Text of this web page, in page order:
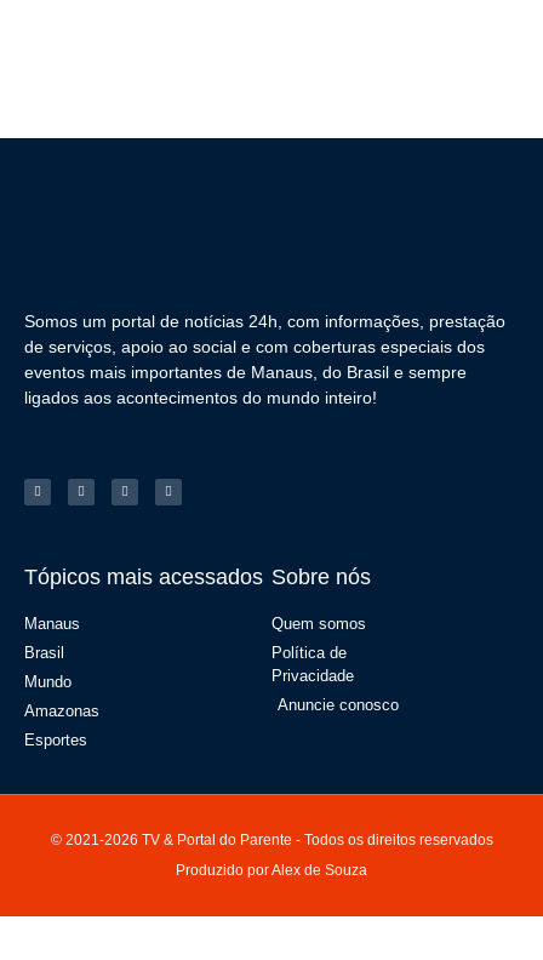
Somos um portal de notícias 24h, com informações, prestação
de serviços, apoio ao social e com coberturas especiais dos
eventos mais importantes de Manaus, do Brasil e sempre
ligados aos acontecimentos do mundo inteiro!
Tópicos mais acessados
Manaus
Brasil
Mundo
Amazonas
Esportes
Sobre nós
Quem somos
Política de
Privacidade
Anuncie conosco
© 2021-2026 TV & Portal do Parente - Todos os direitos reservados
Produzido por Alex de Souza